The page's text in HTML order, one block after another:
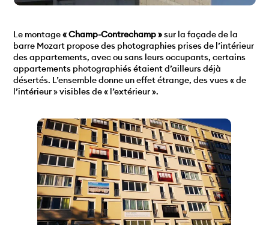
Le montage« Champ-Contrechamp »sur la façade de la
barre Mozart propose des photographies prises de l’intérieur
des appartements, avec ou sans leurs occupants, certains
appartements photographiés étaient d’ailleurs déjà
désertés. L’ensemble donne un effet étrange, des vues « de
l’intérieur » visibles de « l’extérieur ».